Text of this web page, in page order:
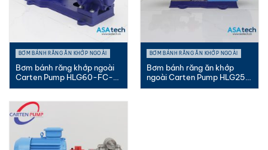
BƠM BÁNH RĂNG ĂN KHỚP NGOÀI
Bơm bánh răng khớp ngoài
Carten Pump HLG60-FC-
PK |...
BƠM BÁNH RĂNG ĂN KHỚP NGOÀI
Bơm bánh răng ăn khớp
ngoài Carten Pump HLG25-
SUS-...